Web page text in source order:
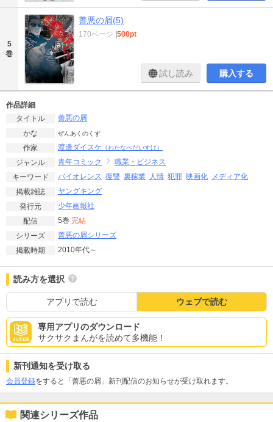
5
巻
善悪の屑(5)
170ページ |500pt
試し読み 購入する
作品詳細
タイトル
善悪の屑
かな
ぜんあくのくず
作家 渡邊ダイスケ （わたなべだいすけ）
ジャンル 青年コミック
職業・ビジネス
キーワード
バイオレンス 復讐 裏稼業 人情 犯罪 映画化 メディア化
掲載雑誌
ヤングキング
発行元
少年画報社
配信
5巻 完結
シリーズ
善悪の屑シリーズ
掲載時期
2010年代～
読み方を選択
アプリで読む ウェブで読む
専用アプリのダウンロード
サクサクまんがを読めて多機能！
新刊通知を受け取る
会員登録をすると「善悪の屑」新刊配信のお知らせが受け取れます。
関連シリーズ作品